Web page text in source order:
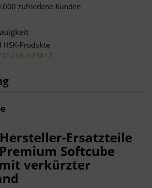
zufriedene Kunden
HSK-Produkte
05258-973812
Ersatzteile
Softcube
verkürzter